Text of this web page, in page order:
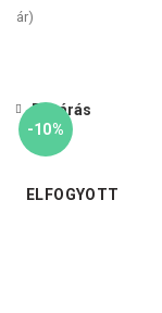
ár)
-10%
ELFOGYOTT
Bezárás